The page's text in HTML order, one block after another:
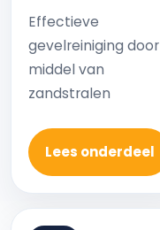
Effectieve
gevelreiniging door
middel van
zandstralen
Lees onderdeel